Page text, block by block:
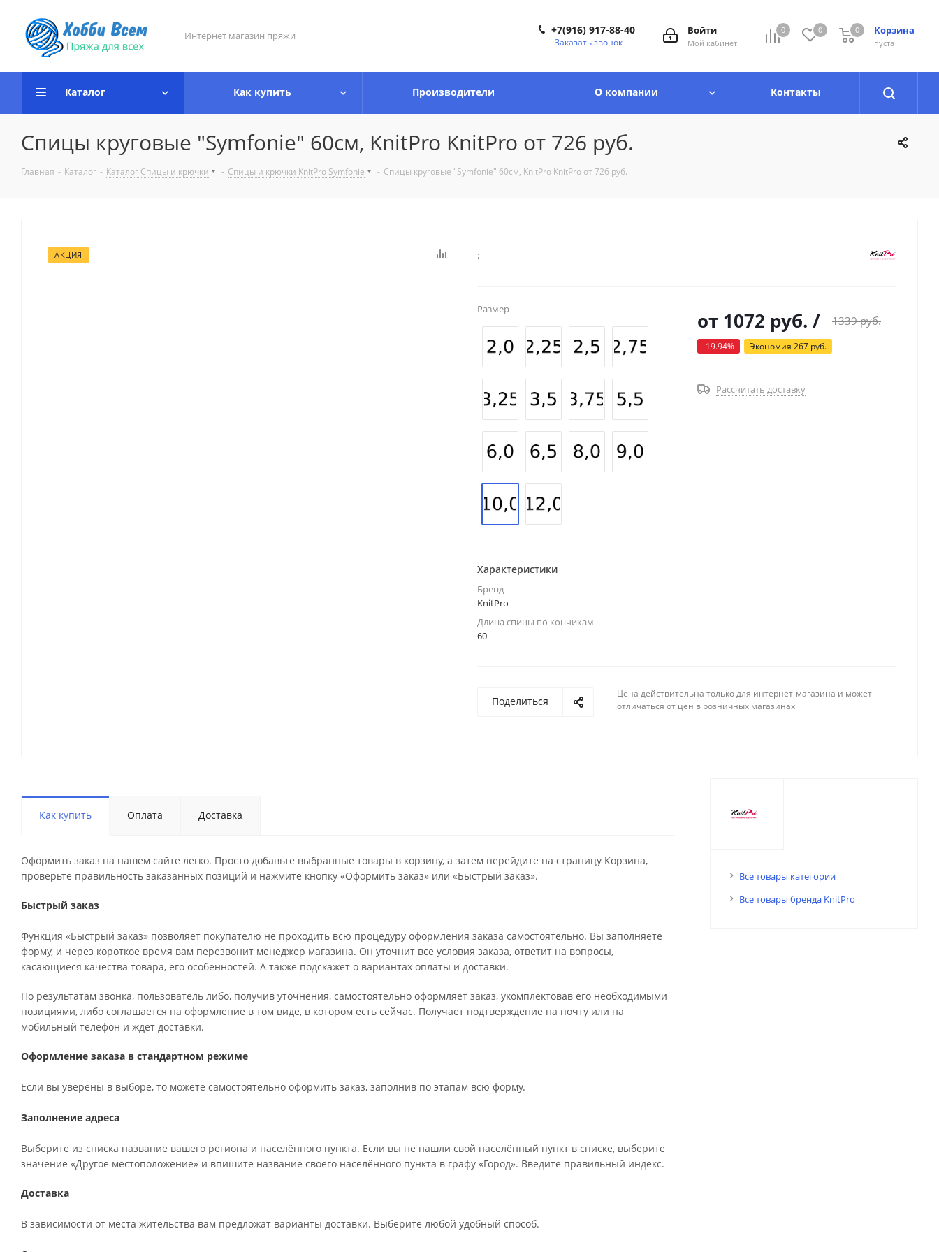
Интернет магазин пряжи 0 0 Корзина
0
пуста
0
Войти
Мой кабинет
+7(916) 917-88-40
Заказать звонок
Каталог Как купить Производители О компании Контакты
Спицы круговые "Symfonie" 60см, KnitPro KnitPro от 726 руб.
Главная - Каталог - Каталог Спицы и крючки - Спицы и крючки KnitPro Symfonie - Спицы круговые "Symfonie" 60см, KnitPro KnitPro от 726 руб.
АКЦИЯ :
Размер
Характеристики
Бренд
KnitPro
Длина спицы по кончикам
60
от 1072 руб. / 1339 руб.
-19.94% Экономия 267 руб.
Рассчитать доставку
Поделиться
Цена действительна только для интернет-магазина и может
отличаться от цен в розничных магазинах
Как купить Оплата Доставка
Оформить заказ на нашем сайте легко. Просто добавьте выбранные товары в корзину, а затем перейдите на страницу Корзина,
проверьте правильность заказанных позиций и нажмите кнопку «Оформить заказ» или «Быстрый заказ».
Быстрый заказ
Функция «Быстрый заказ» позволяет покупателю не проходить всю процедуру оформления заказа самостоятельно. Вы заполняете
форму, и через короткое время вам перезвонит менеджер магазина. Он уточнит все условия заказа, ответит на вопросы,
касающиеся качества товара, его особенностей. А также подскажет о вариантах оплаты и доставки.
По результатам звонка, пользователь либо, получив уточнения, самостоятельно оформляет заказ, укомплектовав его необходимыми
позициями, либо соглашается на оформление в том виде, в котором есть сейчас. Получает подтверждение на почту или на
мобильный телефон и ждёт доставки.
Оформление заказа в стандартном режиме
Если вы уверены в выборе, то можете самостоятельно оформить заказ, заполнив по этапам всю форму.
Заполнение адреса
Выберите из списка название вашего региона и населённого пункта. Если вы не нашли свой населённый пункт в списке, выберите
значение «Другое местоположение» и впишите название своего населённого пункта в графу «Город». Введите правильный индекс.
Доставка
В зависимости от места жительства вам предложат варианты доставки. Выберите любой удобный способ.
Все товары категории
Все товары бренда KnitPro